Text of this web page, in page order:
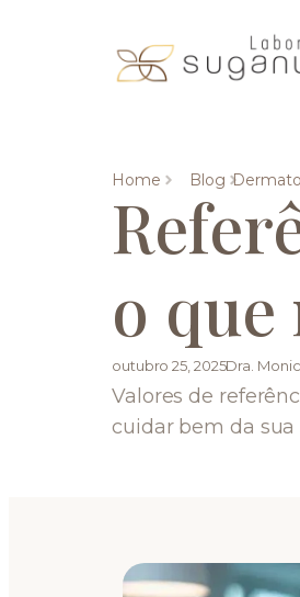
Home Blog
o que
outubro 25, 2025Dra.
Valores de
cuidar bem da sua